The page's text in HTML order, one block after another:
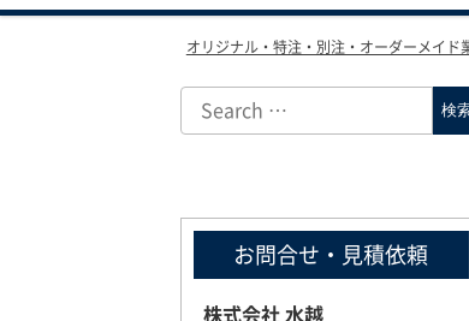
オリジナル・特注・別注・オーダーメイド
お問合せ・見積依頼
株式会社 水越